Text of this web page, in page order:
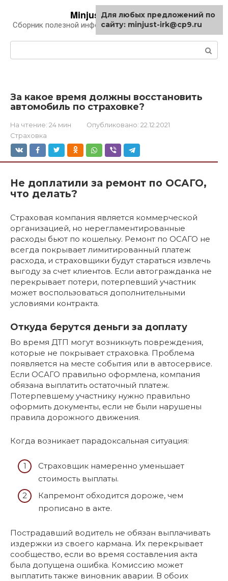
контенту
Minjust-irk.ru
Сборник полезной информации про автомобили
За какое время должны восстановить
автомобиль по страховке?
На чтение: 24 мин Опубликовано: 22.12.2021
Страховка
Не доплатили за ремонт по ОСАГО,
что делать?
Страховая компания является коммерческой
организацией, но нерегламентированные
расходы бьют по кошельку. Ремонт по ОСАГО не
всегда покрывает лимитированный платеж
расхода, и страховщики будут стараться извлечь
выгоду за счет клиентов. Если автогражданка не
перекрывает потери, потерпевший участник
может воспользоваться дополнительными
условиями контракта.
Откуда берутся деньги за доплату
Во время ДТП могут возникнуть повреждения,
которые не покрывает страховка. Проблема
появляется на месте события или в автосервисе.
Если ОСАГО правильно оформлена, компания
обязана выплатить остаточный платеж.
Потерпевшему участнику нужно правильно
оформить документы, если не были нарушены
правила дорожного движения.
Когда возникает парадоксальная ситуация:
Страховщик намеренно уменьшает
стоимость выплаты.
Капремонт обходится дороже, чем
прописано в акте.
Пострадавший водитель не обязан выплачивать
издержки из своего кармана. Их перекрывает
сообщество, если во время составления акта
была допущена ошибка. Комиссию может
выплатить также виновник аварии. В обоих
Для любых предложений по
сайту: minjust-irk@cp9.ru